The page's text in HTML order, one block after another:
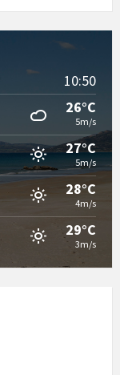
10:50
26°C
5m/s
27°C
5m/s
28°C
4m/s
29°C
3m/s